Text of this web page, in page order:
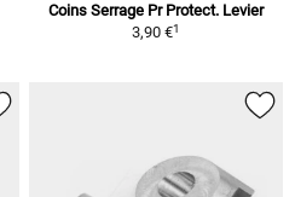
Coins Serrage Pr Protect. Levier
3,90 €1